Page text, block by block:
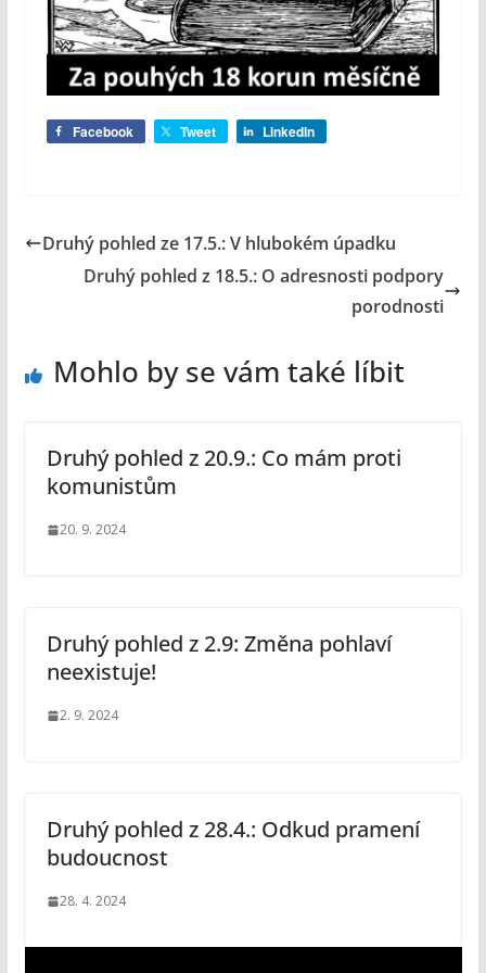
Facebook Tweet LinkedIn
Druhý pohled ze 17.5.: V hlubokém úpadku
Druhý pohled z 18.5.: O adresnosti podpory
porodnosti
Mohlo by se vám také líbit
Druhý pohled z 20.9.: Co mám proti
komunistům
20. 9. 2024
Druhý pohled z 2.9: Změna pohlaví
neexistuje!
2. 9. 2024
Druhý pohled z 28.4.: Odkud pramení
budoucnost
28. 4. 2024